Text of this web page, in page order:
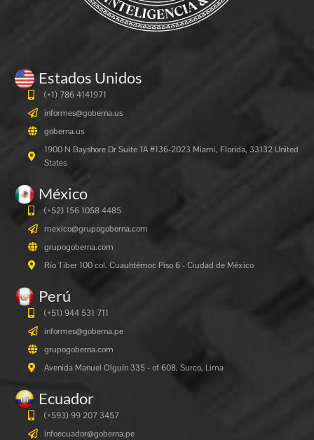
Estados Unidos
(+1) 786 4141971
informes@goberna.us
goberna.us
1900 N Bayshore Dr Suite 1A #136-2023 Miami, Florida, 33132 United
States
México
(+52) 156 1058 4485
mexico@grupogoberna.com
grupogoberna.com
Río Tiber 100 col. Cuauhtémoc Piso 6 - Ciudad de México
Perú
(+51) 944 531 711
informes@goberna.pe
grupogoberna.com
Avenida Manuel Olguín 335 - of 608, Surco, Lima
Ecuador
(+593) 99 207 3457
infoecuador@goberna.pe